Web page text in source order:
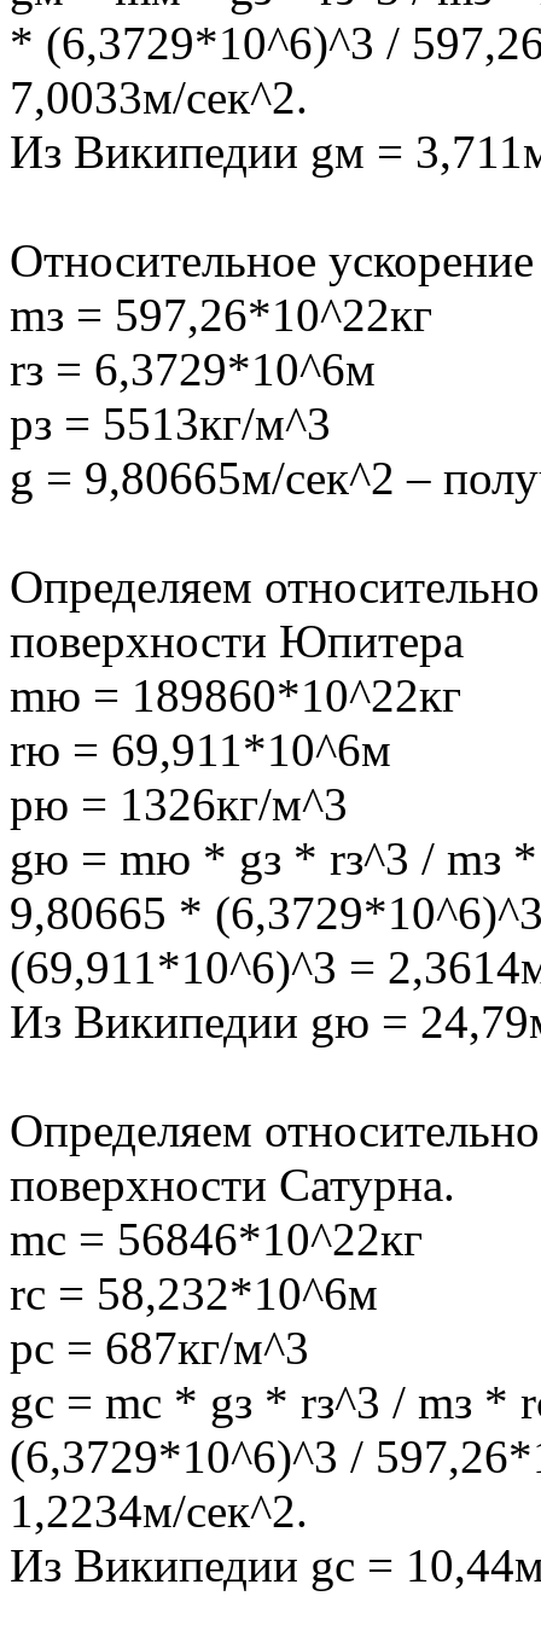
* (6,3729*10^6)^3 /
7,0033м/сек^2.
Из Википедии gм =
Относительное
mз = 597,26*10^22кг
rз = 6,3729*10^6м
рз = 5513кг/м^3
g = 9,80665м/сек^2 –
Определяем
поверхности Юпитера
mю = 189860*10^22кг
rю = 69,911*10^6м
рю = 1326кг/м^3
gю = mю * gз * rз^3 / mз
9,80665 *
(69,911*10^6)^3 =
Из Википедии gю =
Определяем
поверхности Сатурна.
mс = 56846*10^22кг
rс = 58,232*10^6м
рс = 687кг/м^3
gс = mс * gз * rз^3 / mз
(6,3729*10^6)^3 /
1,2234м/сек^2.
Из Википедии gс =